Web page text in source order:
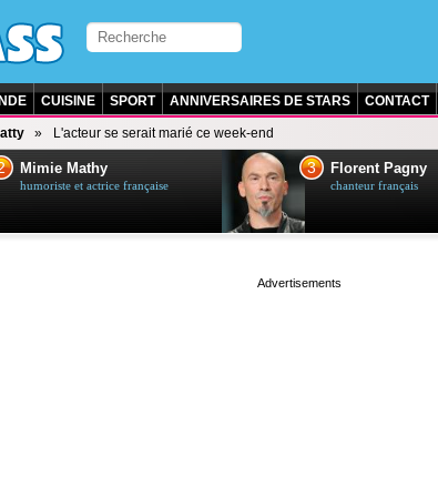
CUISINE SPORT ANNIVERSAIRES DE STARS CONTACT
L'acteur se serait marié ce week-end
Mimie Mathy
humoriste et actrice française
3 Florent Pagny
chanteur français